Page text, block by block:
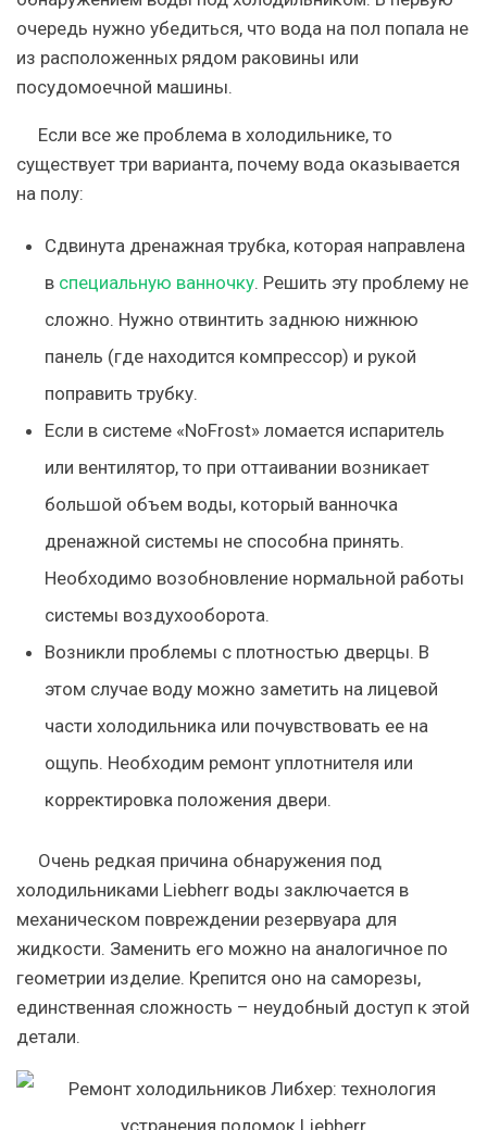
очередь нужно убедиться, что вода на пол попала не
из расположенных рядом раковины или
посудомоечной машины.
Если все же проблема в холодильнике, то
существует три варианта, почему вода оказывается
на полу:
Сдвинута дренажная трубка, которая направлена
в специальную ванночку. Решить эту проблему не
сложно. Нужно отвинтить заднюю нижнюю
панель (где находится компрессор) и рукой
поправить трубку.
Если в системе «NoFrost» ломается испаритель
или вентилятор, то при оттаивании возникает
большой объем воды, который ванночка
дренажной системы не способна принять.
Необходимо возобновление нормальной работы
системы воздухооборота.
Возникли проблемы с плотностью дверцы. В
этом случае воду можно заметить на лицевой
части холодильника или почувствовать ее на
ощупь. Необходим ремонт уплотнителя или
корректировка положения двери.
Очень редкая причина обнаружения под
холодильниками Liebherr воды заключается в
механическом повреждении резервуара для
жидкости. Заменить его можно на аналогичное по
геометрии изделие. Крепится оно на саморезы,
единственная сложность – неудобный доступ к этой
детали.